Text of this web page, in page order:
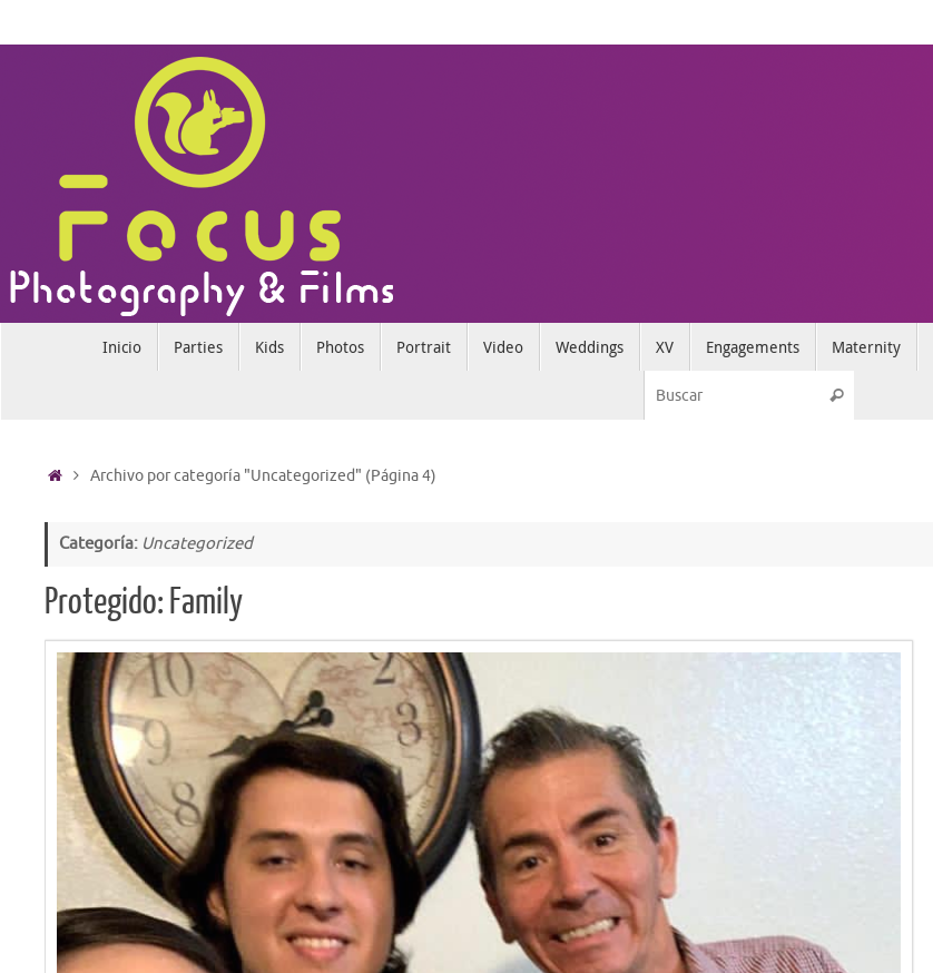
al
Inicio Parties Kids Photos Portrait Video Weddings XV Engagements Maternity
Buscar
InicioArchivo por categoría "Uncategorized" (Página 4)
Categoría: Uncategorized
Protegido: Family